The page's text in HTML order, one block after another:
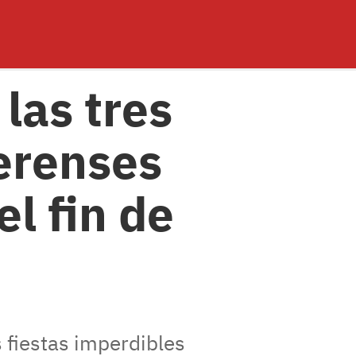
tres
fin de
fiestas imperdibles